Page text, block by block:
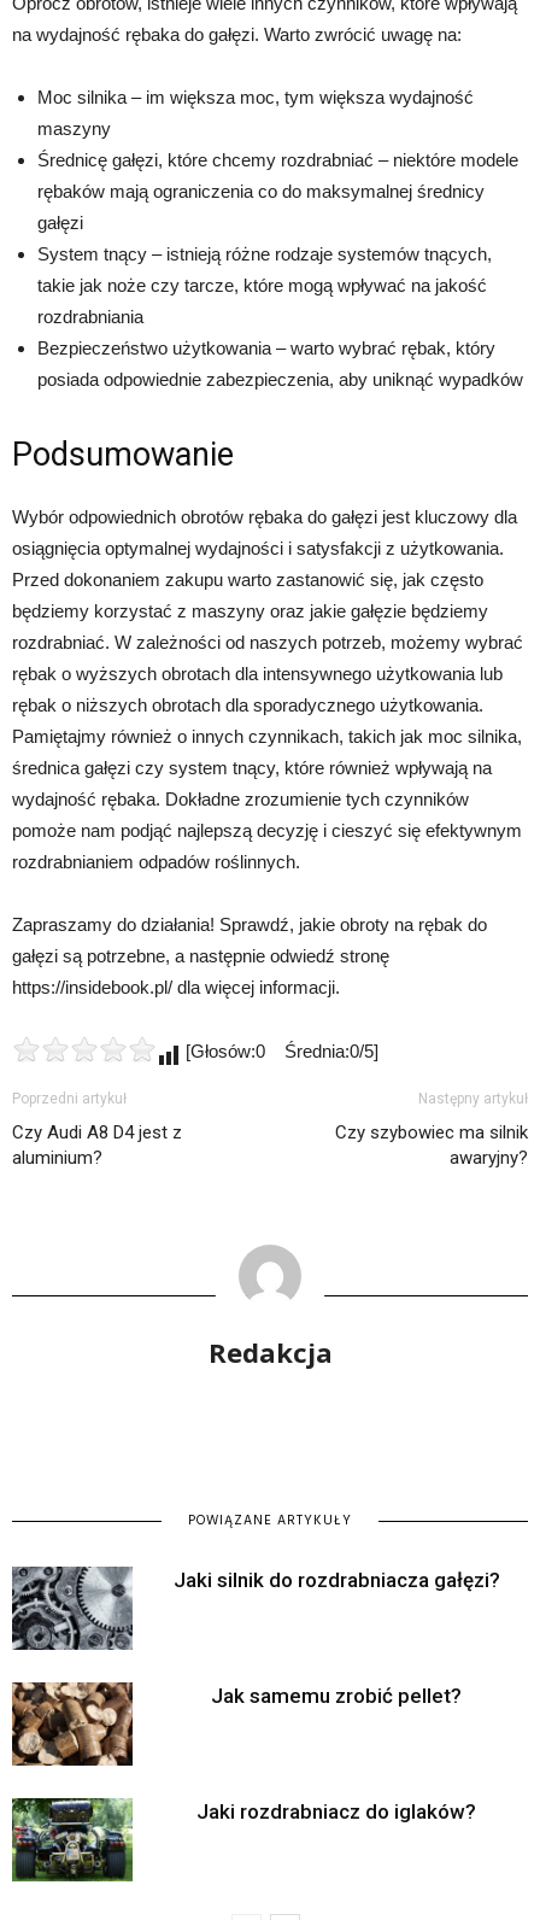
na wydajność rębaka do gałęzi. Warto zwrócić uwagę na:
Moc silnika – im większa moc, tym większa wydajność
maszyny
Średnicę gałęzi, które chcemy rozdrabniać – niektóre modele
rębaków mają ograniczenia co do maksymalnej średnicy
gałęzi
System tnący – istnieją różne rodzaje systemów tnących,
takie jak noże czy tarcze, które mogą wpływać na jakość
rozdrabniania
Bezpieczeństwo użytkowania – warto wybrać rębak, który
posiada odpowiednie zabezpieczenia, aby uniknąć wypadków
Podsumowanie
Wybór odpowiednich obrotów rębaka do gałęzi jest kluczowy dla
osiągnięcia optymalnej wydajności i satysfakcji z użytkowania.
Przed dokonaniem zakupu warto zastanowić się, jak często
będziemy korzystać z maszyny oraz jakie gałęzie będziemy
rozdrabniać. W zależności od naszych potrzeb, możemy wybrać
rębak o wyższych obrotach dla intensywnego użytkowania lub
rębak o niższych obrotach dla sporadycznego użytkowania.
Pamiętajmy również o innych czynnikach, takich jak moc silnika,
średnica gałęzi czy system tnący, które również wpływają na
wydajność rębaka. Dokładne zrozumienie tych czynników
pomoże nam podjąć najlepszą decyzję i cieszyć się efektywnym
rozdrabnianiem odpadów roślinnych.
Zapraszamy do działania! Sprawdź, jakie obroty na rębak do
gałęzi są potrzebne, a następnie odwiedź stronę
https://insidebook.pl/ dla więcej informacji.
[Głosów:0 Średnia:0/5]
Poprzedni artykuł
Czy Audi A8 D4 jest z
aluminium?
Następny artykuł
Czy szybowiec ma silnik
awaryjny?
Redakcja
POWIĄZANE ARTYKUŁY
Jaki silnik do rozdrabniacza gałęzi?
Jak samemu zrobić pellet?
Jaki rozdrabniacz do iglaków?